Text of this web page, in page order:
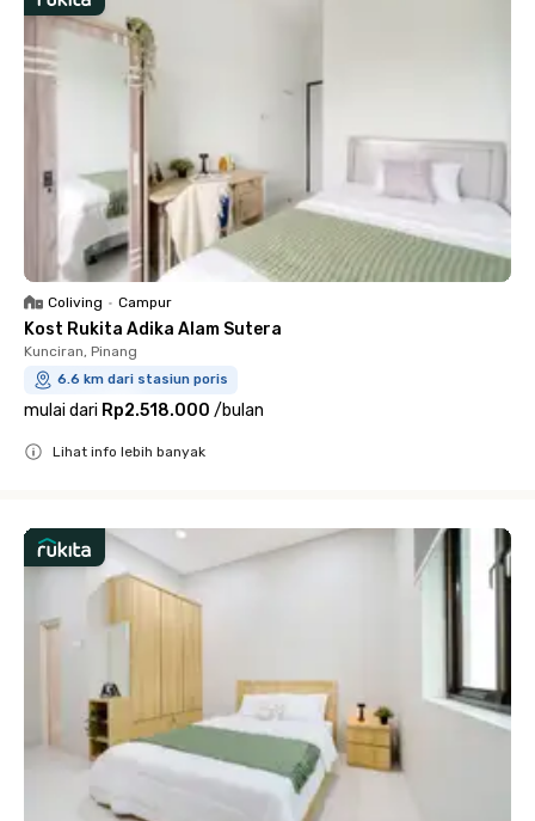
Coliving • Campur
Kost Rukita Adika Alam Sutera
Kunciran, Pinang
6.6 km dari stasiun poris
mulai dari Rp2.518.000 /bulan
Lihat info lebih banyak